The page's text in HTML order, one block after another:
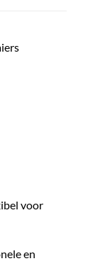
voor
en